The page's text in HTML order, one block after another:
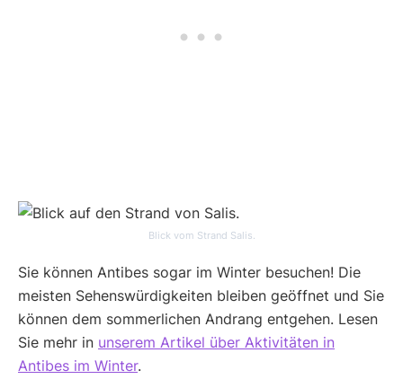
Blick vom Strand Salis.
Sie können Antibes sogar im Winter besuchen! Die
meisten Sehenswürdigkeiten bleiben geöffnet und Sie
können dem sommerlichen Andrang entgehen. Lesen
Sie mehr in unserem Artikel über Aktivitäten in
Antibes im Winter.